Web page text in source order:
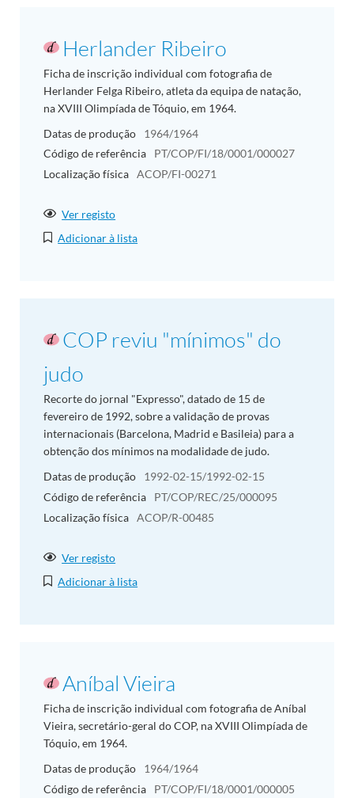
Herlander Ribeiro
Ficha de inscrição individual com fotografia de
Herlander Felga Ribeiro, atleta da equipa de natação,
na XVIII Olimpíada de Tóquio, em 1964.
Datas de produção
1964/1964
Código de referência
PT/COP/FI/18/0001/000027
Localização física ACOP/FI-00271
Ver registo
Adicionar à lista
COP reviu "mínimos" do
judo
Recorte do jornal "Expresso", datado de 15 de
fevereiro de 1992, sobre a validação de provas
internacionais (Barcelona, Madrid e Basileia) para a
obtenção dos mínimos na modalidade de judo.
Datas de produção
1992-02-15/1992-02-15
Código de referência
PT/COP/REC/25/000095
Localização física ACOP/R-00485
Ver registo
Adicionar à lista
Aníbal Vieira
Ficha de inscrição individual com fotografia de Aníbal
Vieira, secretário-geral do COP, na XVIII Olimpíada de
Tóquio, em 1964.
Datas de produção
1964/1964
Código de referência
PT/COP/FI/18/0001/000005